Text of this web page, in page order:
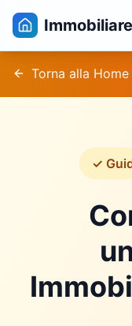
Torna alla Home
✓